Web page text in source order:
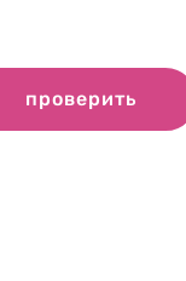
проверить